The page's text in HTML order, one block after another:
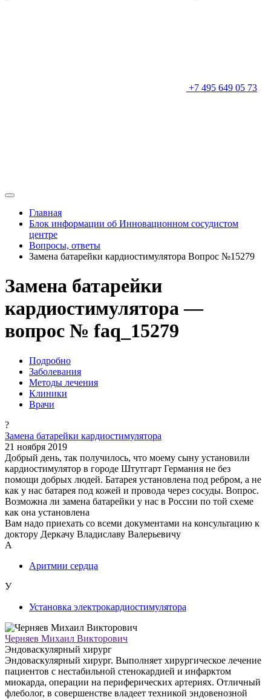
+7 495 649 05 73
Главная
Блок информации об Инновационном сосудистом
центре
Вопросы, ответы
Замена батарейки кардиостимулятора Вопрос №15279
Замена батарейки
кардиостимулятора —
вопрос № faq_15279
Подробно
Заболевания
Методы лечения
Клиники
Врачи
?
Замена батарейки кардиостимулятора
21 ноября 2019
Добрый день, так получилось, что моему сыну установили
кардиостимулятор в городе Штутгарт Германия не без
помощи добрых людей. Батарея установлена под ребром, а не
как у нас батарея под кожей и провода через сосуды. Вопрос.
Возможна ли замена батарейки у нас в России по той схеме
как она установлена
Вам надо приехать со всеми документами на консультацию к
доктору Деркачу Владиславу Валерьевичу
А
Аритмии сердца
У
Установка электрокардиостимулятора
Черняев Михаил Викторович
Эндоваскулярный хирург
Эндоваскулярный хирург. Выполняет хирургическое лечение
пациентов с нестабильной стенокардией и инфарктом
миокарда, операции на периферических артериях. Отличный
флеболог, в совершенстве владеет техникой эндовенозной